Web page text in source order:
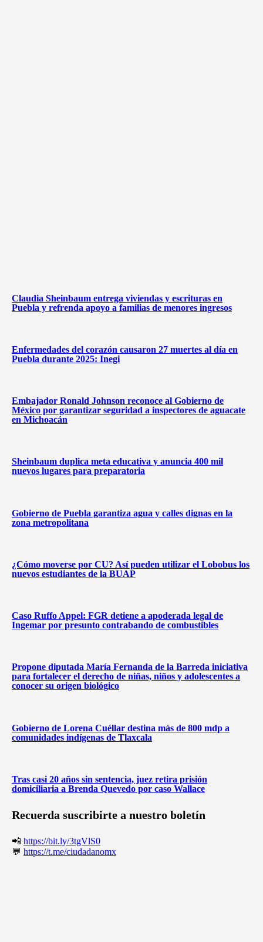
Claudia Sheinbaum entrega viviendas y escrituras en
Puebla y refrenda apoyo a familias de menores ingresos
Enfermedades del corazón causaron 27 muertes al día en
Puebla durante 2025: Inegi
Embajador Ronald Johnson reconoce al Gobierno de
México por garantizar seguridad a inspectores de aguacate
en Michoacán
Sheinbaum duplica meta educativa y anuncia 400 mil
nuevos lugares para preparatoria
Gobierno de Puebla garantiza agua y calles dignas en la
zona metropolitana
¿Cómo moverse por CU? Así pueden utilizar el Lobobus los
nuevos estudiantes de la BUAP
Caso Ruffo Appel: FGR detiene a apoderada legal de
Ingemar por presunto contrabando de combustibles
Propone diputada María Fernanda de la Barreda iniciativa
para fortalecer el derecho de niñas, niños y adolescentes a
conocer su origen biológico
Gobierno de Lorena Cuéllar destina más de 800 mdp a
comunidades indígenas de Tlaxcala
Tras casi 20 años sin sentencia, juez retira prisión
domiciliaria a Brenda Quevedo por caso Wallace
Recuerda suscribirte a nuestro boletín
📲 https://bit.ly/3tgVlS0
💬 https://t.me/ciudadanomx